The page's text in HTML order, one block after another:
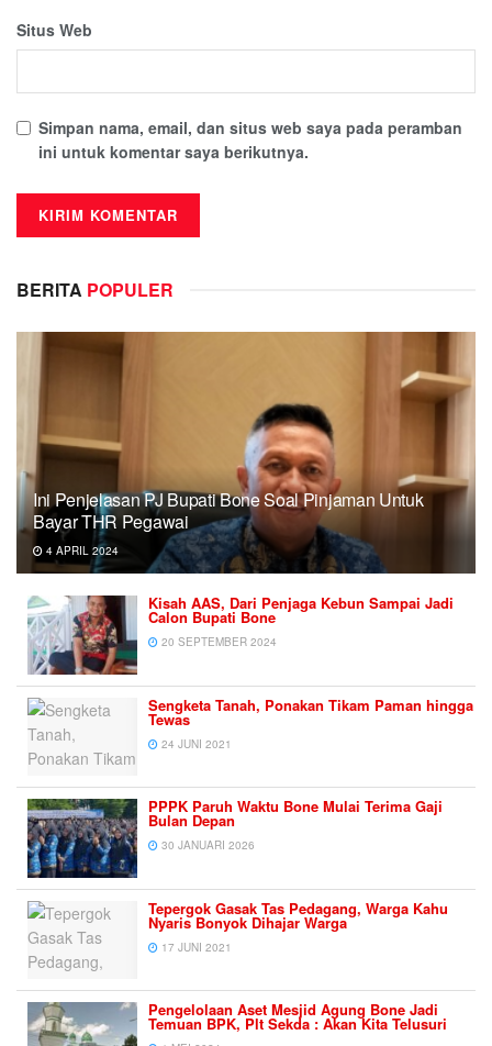
Situs Web
Simpan nama, email, dan situs web saya pada peramban
ini untuk komentar saya berikutnya.
BERITA POPULER
Ini Penjelasan PJ Bupati Bone Soal Pinjaman Untuk
Bayar THR Pegawai
4 APRIL 2024
Kisah AAS, Dari Penjaga Kebun Sampai Jadi
Calon Bupati Bone
20 SEPTEMBER 2024
Sengketa Tanah, Ponakan Tikam Paman hingga
Tewas
24 JUNI 2021
PPPK Paruh Waktu Bone Mulai Terima Gaji
Bulan Depan
30 JANUARI 2026
Tepergok Gasak Tas Pedagang, Warga Kahu
Nyaris Bonyok Dihajar Warga
17 JUNI 2021
Pengelolaan Aset Mesjid Agung Bone Jadi
Temuan BPK, Plt Sekda : Akan Kita Telusuri